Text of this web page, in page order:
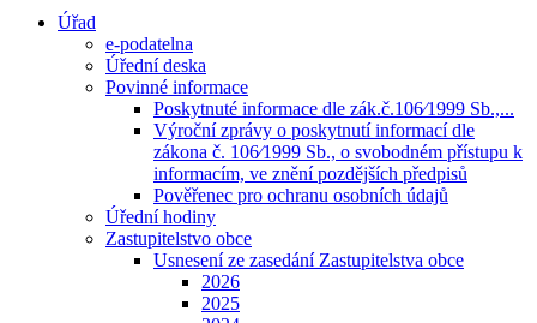
Úřad
e-podatelna
Úřední deska
Povinné informace
Poskytnuté informace dle zák.č.106⁄1999 Sb.,...
Výroční zprávy o poskytnutí informací dle
zákona č. 106⁄1999 Sb., o svobodném přístupu k
informacím, ve znění pozdějších předpisů
Pověřenec pro ochranu osobních údajů
Úřední hodiny
Zastupitelstvo obce
Usnesení ze zasedání Zastupitelstva obce
2026
2025